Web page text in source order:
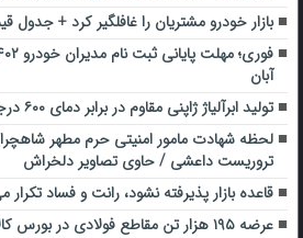
بازار خودرو مشتریان را غافلگیر کرد + جدول
آبان
تولید ابرآلیاژ ژاپنی مقاوم در برابر دمای ۶۰۰ درجه سانتی‌گراد
لحظه شهادت مامور امنیتی حرم مطهر
تروریست داعشی / حاوی تصاویر دلخراش
قاعده بازار پذیرفته نشود، رانت و فساد تکرار
عرضه ۱۹۵ هزار تن مقاطع فولادی در بورس کالا